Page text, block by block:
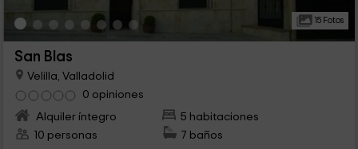
15 Fotos
San Blas
Velilla, Valladolid
0 opiniones
Alquiler íntegro
5 habitaciones
10 personas
7 baños